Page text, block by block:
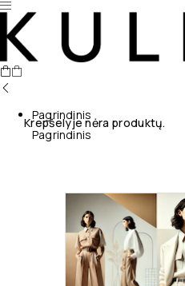
Krepšelyje nėra produktų.
Pagrindinis
Pagrindinis